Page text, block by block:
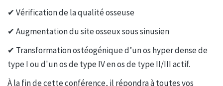
✔ Vérification de la qualité osseuse
✔ Augmentation du site osseux sous sinusien
✔ Transformation ostéogénique d’un os hyper dense de
type I ou d'un os de type IV en os de type II/III actif.
À la fin de cette conférence, il répondra à toutes vos